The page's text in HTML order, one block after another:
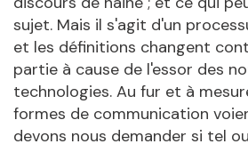
sujet. Mais il s'agit d'un
et les définitions changent
partie à cause de l'essor des
technologies. Au fur et à
formes de communication
devons nous demander si tel